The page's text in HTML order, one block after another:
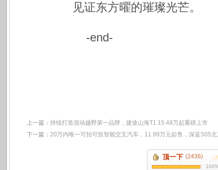
见证东方曜的璀璨光芒。
-end-
上一篇： 持续打造混动越野第一品牌，捷途山海T1 15.48万起重磅上市
下一篇： 20万内唯一可拍可投智能交互汽车，11.99万元起售，深蓝S05
顶一下 (2436)